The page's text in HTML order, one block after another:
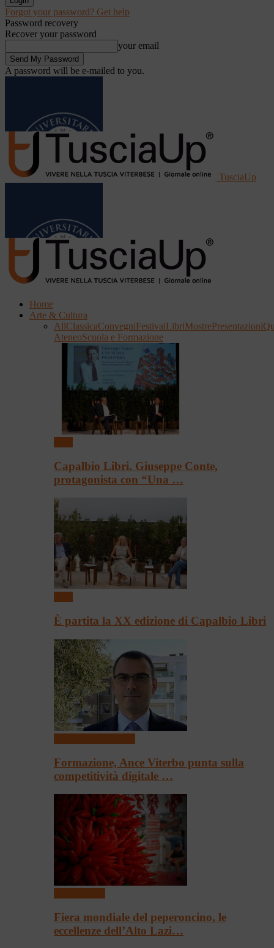
Forgot your password? Get help
Password recovery
Recover your password
your email
A password will be e-mailed to you.
TusciaUp
Home
Arte & Cultura
AllClassicaConvegniFestivalLibriMostrePresentazioni
AteneoScuola e Formazione
Capalbio Libri. Giuseppe Conte,
protagonista con “Una …
È partita la XX edizione di Capalbio Libri
Formazione, Ance Viterbo punta sulla
competitività digitale …
Fiera mondiale del peperoncino, le
eccellenze dell’Alto Lazi…